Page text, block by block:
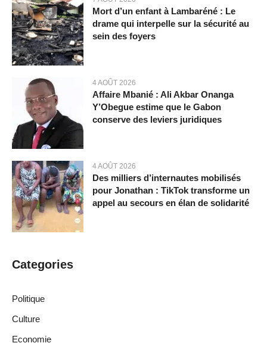
Mort d’un enfant à Lambaréné : Le
drame qui interpelle sur la sécurité au
sein des foyers
4 AOÛT 2026
Affaire Mbanié : Ali Akbar Onanga
Y’Obegue estime que le Gabon
conserve des leviers juridiques
4 AOÛT 2026
Des milliers d’internautes mobilisés
pour Jonathan : TikTok transforme un
appel au secours en élan de solidarité
Categories
Politique
Culture
Economie